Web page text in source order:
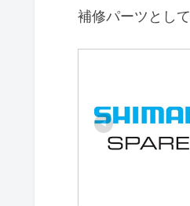
補修パーツとし